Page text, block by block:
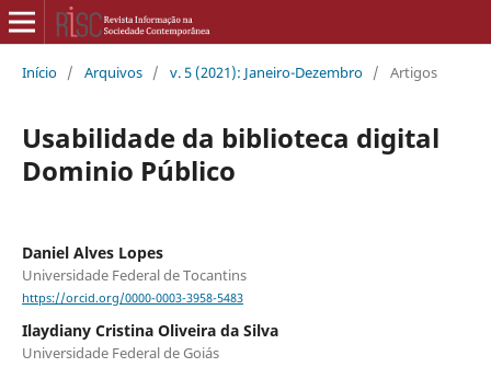
Início / Arquivos / v. 5 (2021): Janeiro-Dezembro / Artigos
Usabilidade da biblioteca digital
Dominio Público
Daniel Alves Lopes
Universidade Federal de Tocantins
https://orcid.org/0000-0003-3958-5483
Ilaydiany Cristina Oliveira da Silva
Universidade Federal de Goiás